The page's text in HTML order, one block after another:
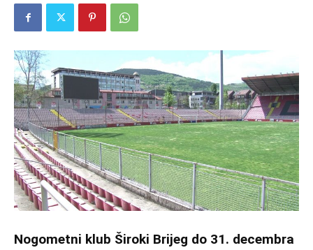
Nogometni klub Široki Brijeg do 31. decembra